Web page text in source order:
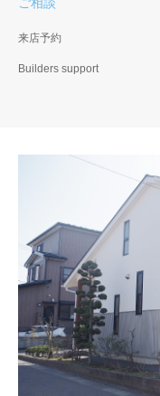
ご相談
来店予約
Builders support